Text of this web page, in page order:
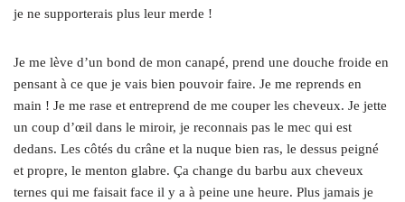
je ne supporterais plus leur merde !
Je me lève d’un bond de mon canapé, prend une douche froide en
pensant à ce que je vais bien pouvoir faire. Je me reprends en
main ! Je me rase et entreprend de me couper les cheveux. Je jette
un coup d’œil dans le miroir, je reconnais pas le mec qui est
dedans. Les côtés du crâne et la nuque bien ras, le dessus peigné
et propre, le menton glabre. Ça change du barbu aux cheveux
ternes qui me faisait face il y a à peine une heure. Plus jamais je